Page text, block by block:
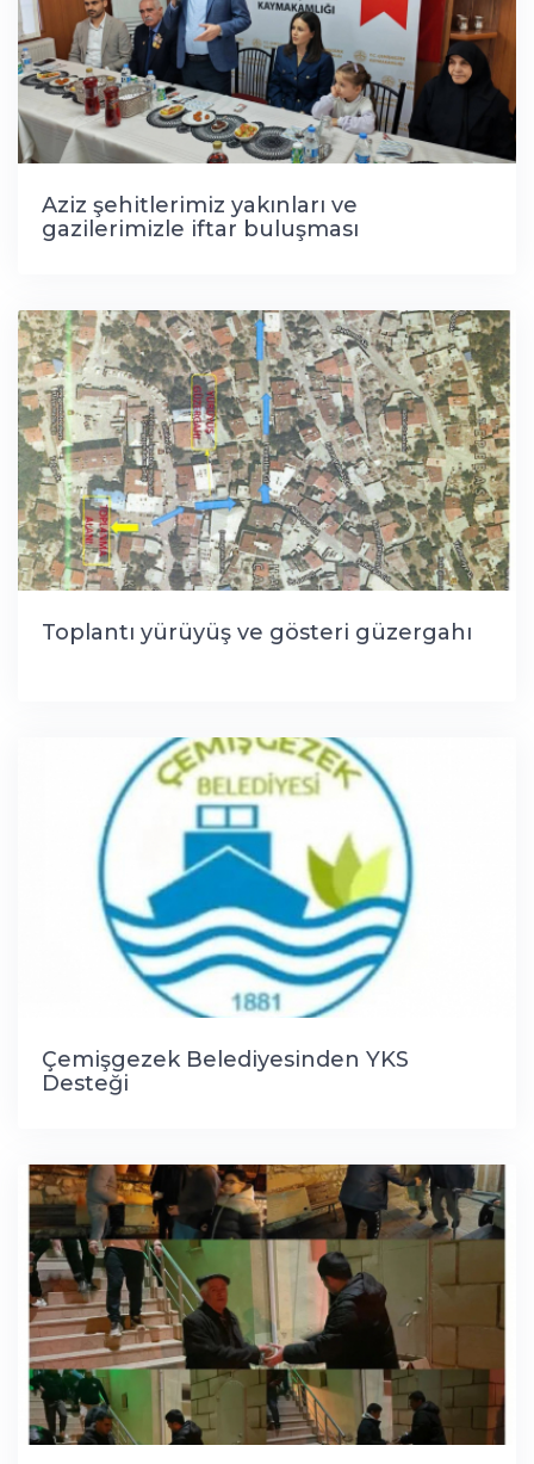
Aziz şehitlerimiz yakınları ve
gazilerimizle iftar buluşması
Toplantı yürüyüş ve gösteri güzergahı
Çemişgezek Belediyesinden YKS
Desteği